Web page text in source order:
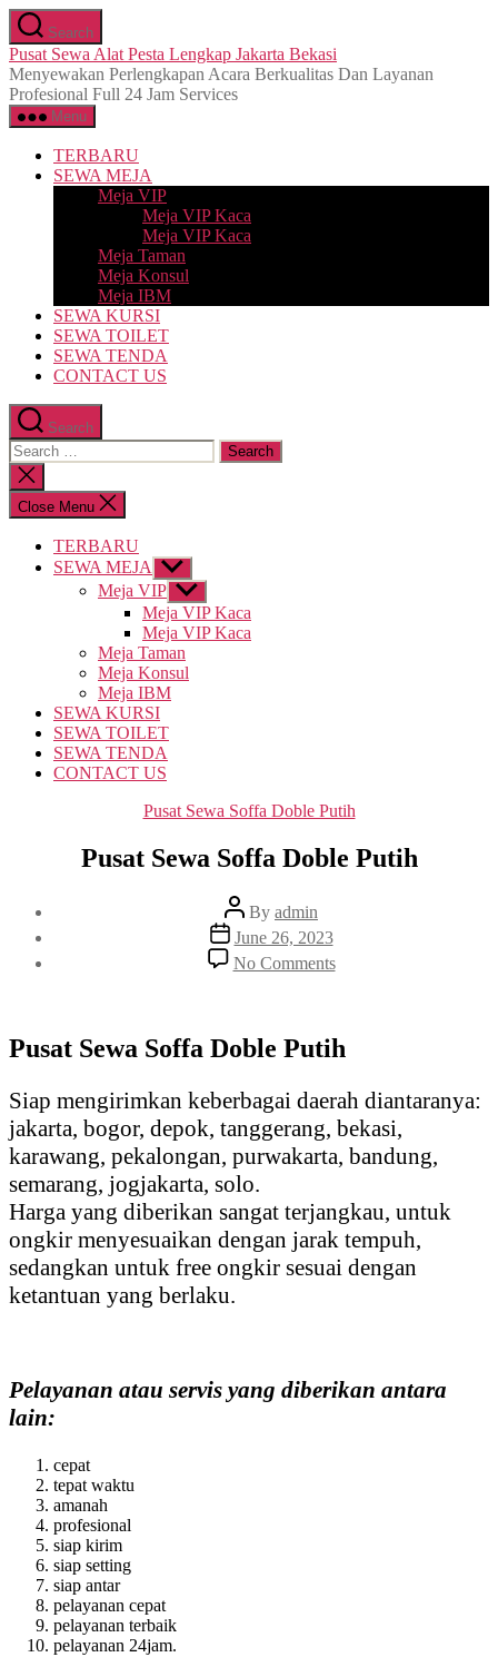
Skip
to
the
content
Search
Pusat Sewa Alat Pesta Lengkap Jakarta Bekasi
Menyewakan Perlengkapan Acara Berkualitas Dan Layanan
Profesional Full 24 Jam Services
Menu
TERBARU
SEWA MEJA
Meja VIP
Meja VIP Kaca
Meja VIP Kaca
Meja Taman
Meja Konsul
Meja IBM
SEWA KURSI
SEWA TOILET
SEWA TENDA
CONTACT US
Search
Search
for:
Close
search
Close Menu
TERBARU
SEWA MEJA
Show
sub
menu
Meja VIP Show
sub
menu
Meja VIP Kaca
Meja VIP Kaca
Meja Taman
Meja Konsul
Meja IBM
SEWA KURSI
SEWA TOILET
SEWA TENDA
CONTACT US
Categories
Pusat Sewa Soffa Doble Putih
Pusat Sewa Soffa Doble Putih
Post
author
By admin
Post
date
June 26, 2023
No Commentson
Pusat
Doble
Putih
Pusat Sewa Soffa Doble Putih
Siap mengirimkan keberbagai daerah diantaranya:
jakarta, bogor, depok, tanggerang, bekasi,
karawang, pekalongan, purwakarta, bandung,
semarang, jogjakarta, solo.
Harga yang diberikan sangat terjangkau, untuk
ongkir menyesuaikan dengan jarak tempuh,
sedangkan untuk free ongkir sesuai dengan
ketantuan yang berlaku.
Pelayanan atau servis yang diberikan antara
lain:
cepat
tepat waktu
amanah
profesional
siap kirim
siap setting
siap antar
pelayanan cepat
pelayanan terbaik
pelayanan 24jam.